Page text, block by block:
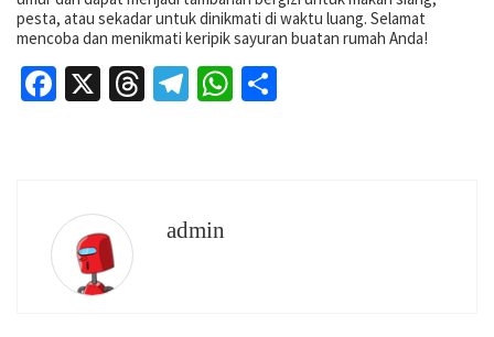
pesta, atau sekadar untuk dinikmati di waktu luang. Selamat
mencoba dan menikmati keripik sayuran buatan rumah Anda!
Facebook
X Threads
Telegram
WhatsApp
admin